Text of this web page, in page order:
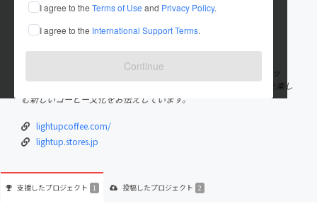
I agree to the Terms of Use and Privacy Policy.
I agree to the International Support Terms.
Continue
これまでに1回支援して2件のプロジェクトを投稿しています
在住国：日本 現在地：東京都
出身国：未設定
LIGHT UP COFFEEは吉祥寺に１店舗を持つ自家焙煎コーヒーショッ
プ。農作物としてコーヒーを扱い、産地や作り手による素材の味を楽し
む新しいコーヒー文化をお伝えしています。
lightupcoffee.com/
lightup.stores.jp
支援したプロジェクト 1 投稿したプロジェクト 2